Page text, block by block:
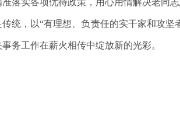
准落实各项优待政策，用心用情解决老同
传统，以“有理想、负责任的实干家和攻坚
务工作在薪火相传中绽放新的光彩。